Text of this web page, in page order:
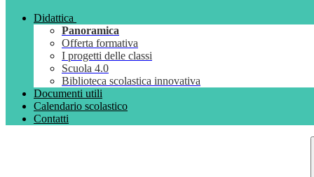
Didattica
Panoramica
Offerta formativa
I progetti delle classi
Scuola 4.0
Biblioteca scolastica innovativa
Documenti utili
Calendario scolastico
Contatti